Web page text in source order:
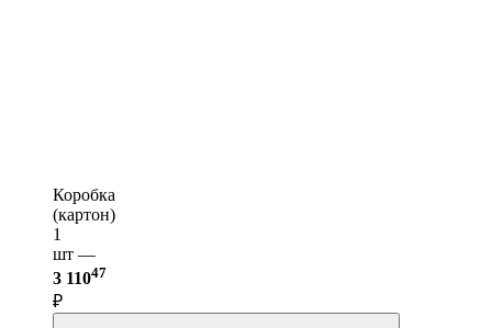
Коробка
(картон)
1
шт —
3 11047
₽